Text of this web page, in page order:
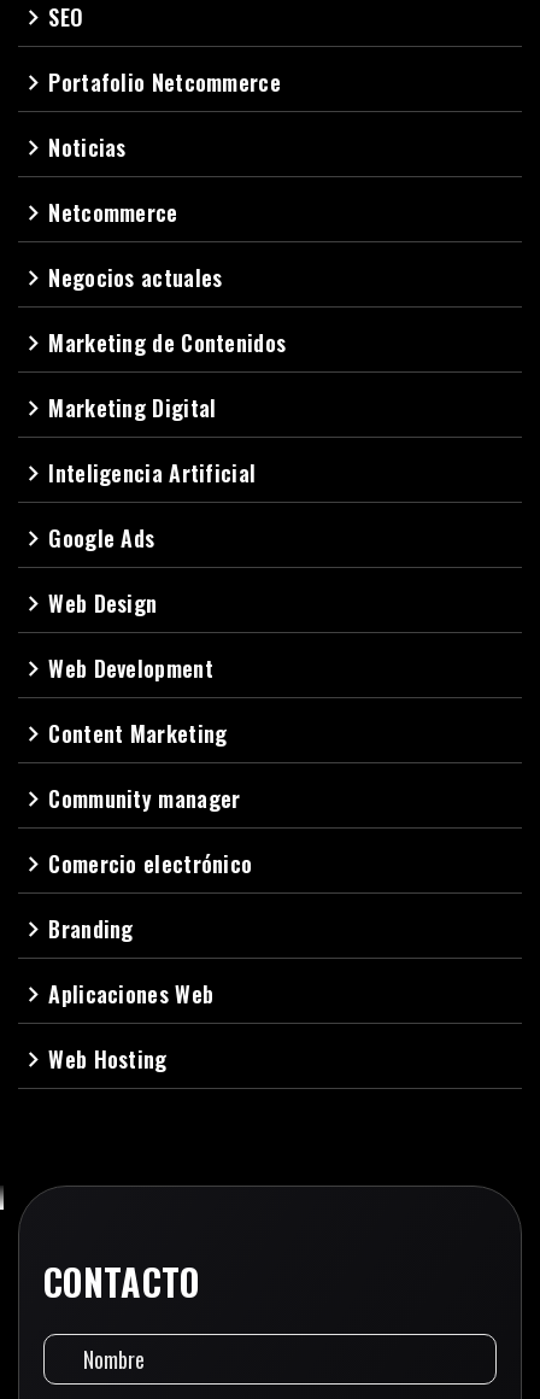
navigate_next SEO
navigate_next Portafolio Netcommerce
navigate_next Noticias
navigate_next Netcommerce
navigate_next Negocios actuales
navigate_next Marketing de Contenidos
navigate_next Marketing Digital
navigate_next Inteligencia Artificial
navigate_next Google Ads
navigate_nextWeb Design
navigate_nextWeb Development
navigate_next Content Marketing
navigate_next Community manager
navigate_next Comercio electrónico
navigate_next Branding
navigate_nextAplicaciones Web
navigate_nextWeb Hosting
CONTACTO